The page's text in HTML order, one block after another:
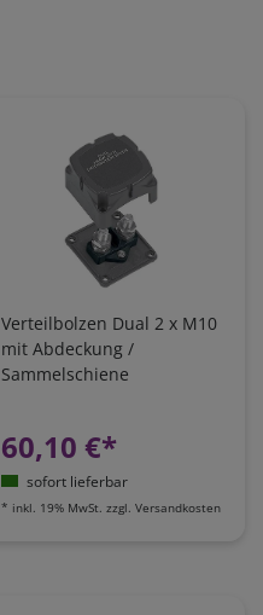
Verteilbolzen Dual 2 x M10
mit Abdeckung /
Sammelschiene
60,10 €*
sofort lieferbar
* inkl. 19% MwSt. zzgl. Versandkosten